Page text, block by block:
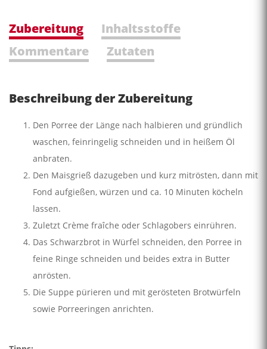
Zubereitung
Inhaltsstoffe
Kommentare
Zutaten
Beschreibung der Zubereitung
Den Porree der Länge nach halbieren und gründlich
waschen, feinringelig schneiden und in heißem Öl
anbraten.
Den Maisgrieß dazugeben und kurz mitrösten, dann mit
Fond aufgießen, würzen und ca. 10 Minuten köcheln
lassen.
Zuletzt Crème fraîche oder Schlagobers einrühren.
Das Schwarzbrot in Würfel schneiden, den Porree in
feine Ringe schneiden und beides extra in Butter
anrösten.
Die Suppe pürieren und mit gerösteten Brotwürfeln
sowie Porreeringen anrichten.